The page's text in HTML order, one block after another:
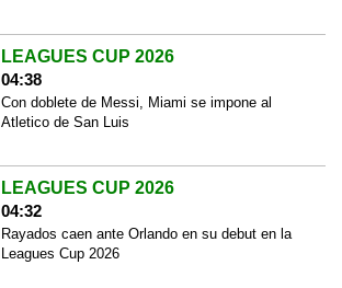
LEAGUES CUP 2026
04:38
Con doblete de Messi, Miami se impone al
Atletico de San Luis
LEAGUES CUP 2026
04:32
Rayados caen ante Orlando en su debut en la
Leagues Cup 2026